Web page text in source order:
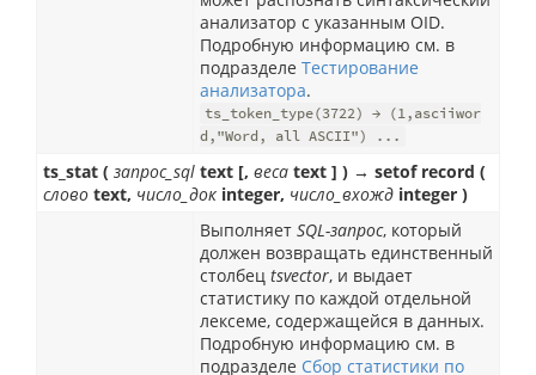
анализатор с указанным OID.
Подробную информацию см. в
подразделе Тестирование
анализатора.
ts_token_type(3722) → (1,asciiwor
d,"Word, all ASCII") ...
ts_stat ( запрос_sql text [, веса text ] ) → setof record (
слово text, число_док integer, число_вхожд integer )
Выполняет SQL-запрос, который
должен возвращать единственный
столбец tsvector, и выдает
статистику по каждой отдельной
лексеме, содержащейся в данных.
Подробную информацию см. в
подразделе Сбор статистики по